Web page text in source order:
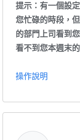
提示：有一個設
您忙碌的時段，
的部門上司看到
看不到您本週末
操作說明